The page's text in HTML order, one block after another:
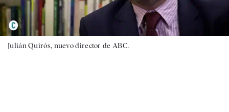
Julián Quirós, nuevo director de ABC.